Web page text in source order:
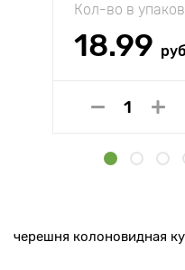
Кол-во в
18.99 руб
черешня колоновидная